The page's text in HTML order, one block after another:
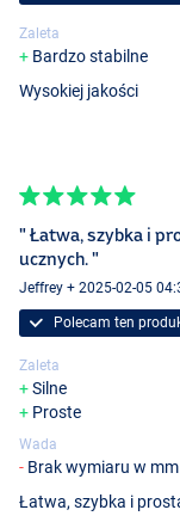
Zaleta
Bardzo stabilne
Wysokiej jakości
" Łatwa, szybka i
ucznych. "
Jeffrey + 2025-02-05
Polecam ten
Zaleta
Silne
Proste
Wada
Brak wymiaru w
Łatwa, szybka i